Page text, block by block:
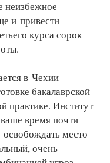
неизбежное
и привести
курса сорок
в Чехии
бакалаврской
практике. Институт
время почти
место
очень